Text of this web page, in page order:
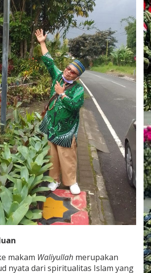
makam Waliyullah merupakan
nyata dari spiritualitas Islam yang